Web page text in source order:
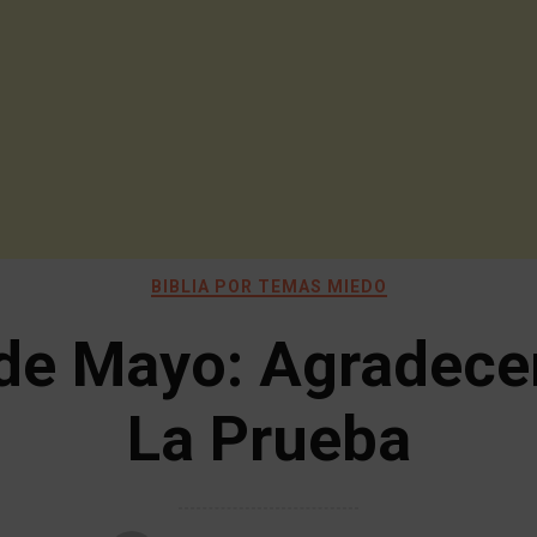
BIBLIA POR TEMAS MIEDO
Mayo:
La Prueba